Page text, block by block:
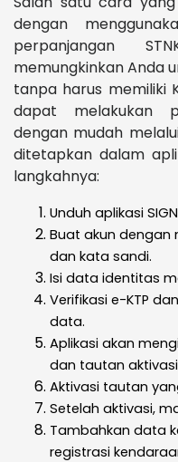
dengan
perpanjangan
memungkinkan Anda
tanpa harus memiliki
dapat melakukan
dengan mudah
ditetapkan dalam
langkahnya:
Unduh aplikasi
Buat akun dengan
dan kata sandi.
Isi data identitas
Verifikasi e-KTP
data.
Aplikasi akan
dan tautan
Aktivasi tautan
Setelah aktivasi,
Tambahkan data
registrasi